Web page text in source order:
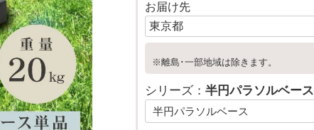
お届け先
※離島･一部地域は除きます。
シリーズ： 半円パラソルベース